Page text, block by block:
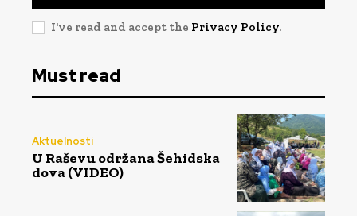
I've read and accept the Privacy Policy.
Must read
Aktuelnosti
U Raševu održana Šehidska
dova (VIDEO)